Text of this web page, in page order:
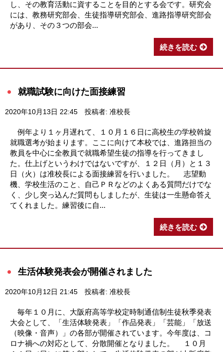
し、その教育活動に資することを目的とする会です。研究会
には、教務研究部会、生徒指導研究部会、進路指導研究部会
があり、その３つの部会...
続きを読む
就職試験に向けた面接練習
2020年10月13日 22:45 投稿者: 准校長
例年より１ヶ月遅れて、１０月１６日に高校生の学校斡旋
就職選考が始まります。ここに向けて本校では、進路担当の
教員を中心に全教員で就職希望生徒の指導を行ってきまし
た。仕上げというわけではないですが、１２日（月）と１３
日（火）は准校長による面接練習を行いました。 志望動
機、学校生活のこと、自己ＰＲなどのよくある質問だけでな
く、少し突っ込んだ質問もしましたが、生徒は一生懸命答え
てくれました。練習後に自...
続きを読む
生活体験発表会が開催されました
2020年10月12日 21:45 投稿者: 准校長
毎年１０月に、大阪府高等学校定時制通信制生徒秋季発表
大会として、「生活体験発表」「作品発表」「芸能」「放送
（映像・音声）」の各部が開催されています。今年度は、コ
ロナ禍への対応として、分散開催となりました。 １０月